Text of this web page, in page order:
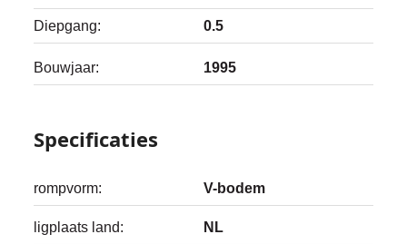
Diepgang: 0.5
Bouwjaar: 1995
Specificaties
rompvorm: V-bodem
ligplaats land: NL